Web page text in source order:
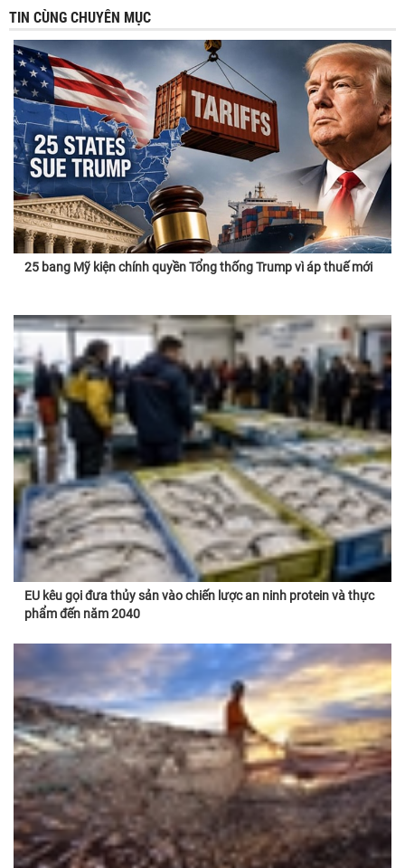
TIN CÙNG CHUYÊN MỤC
25 bang Mỹ kiện chính quyền Tổng thống Trump vì áp thuế mới
EU kêu gọi đưa thủy sản vào chiến lược an ninh protein và thực
phẩm đến năm 2040